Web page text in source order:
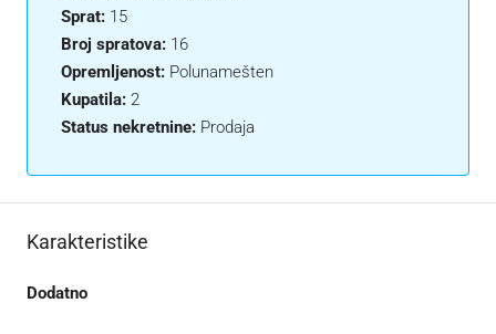
Sprat: 15
Broj spratova: 16
Opremljenost: Polunamešten
Kupatila: 2
Status nekretnine: Prodaja
Karakteristike
Dodatno